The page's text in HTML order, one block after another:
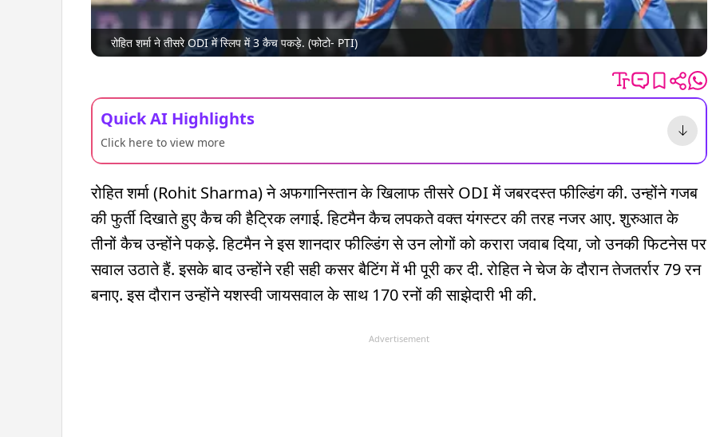
रोहित शर्मा ने तीसरे ODI में स्लिप में 3 कैच पकड़े. (फोटो- PTI)
Quick AI Highlights
Click here to view more
रोहित शर्मा (Rohit Sharma) ने अफगानिस्तान के खिलाफ तीसरे ODI में जबरदस्त फील्डिंग की. उन्होंने गजब
की फुर्ती दिखाते हुए कैच की हैट्रिक लगाई. हिटमैन कैच लपकते वक्त यंगस्टर की तरह नजर आए. शुरुआत के
तीनों कैच उन्होंने पकड़े. हिटमैन ने इस शानदार फील्डिंग से उन लोगों को करारा जवाब दिया, जो उनकी फिटनेस पर
सवाल उठाते हैं. इसके बाद उन्होंने रही सही कसर बैटिंग में भी पूरी कर दी. रोहित ने चेज के दौरान तेजतर्रार 79 रन
बनाए. इस दौरान उन्होंने यशस्वी जायसवाल के साथ 170 रनों की साझेदारी भी की.
Advertisement